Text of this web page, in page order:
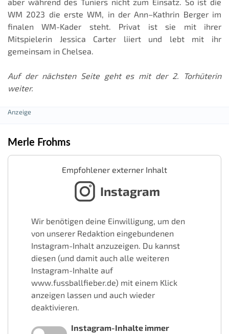
WM 2023 die erste WM, in der Ann–Kathrin Berger im
finalen WM-Kader steht. Privat ist sie mit ihrer
Mitspielerin Jessica Carter liiert und lebt mit ihr
gemeinsam in Chelsea.
Auf der nächsten Seite geht es mit der 2. Torhüterin
weiter.
Merle Frohms
Empfohlener externer Inhalt
Instagram
Wir benötigen deine Einwilligung, um den
von unserer Redaktion eingebundenen
Instagram-Inhalt anzuzeigen. Du kannst
diesen (und damit auch alle weiteren
Instagram-Inhalte auf
www.fussballfieber.de) mit einem Klick
anzeigen lassen und auch wieder
deaktivieren.
Instagram-Inhalte immer